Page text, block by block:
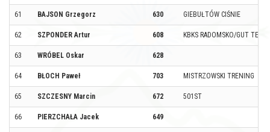
61 BAJSON Grzegorz 630 GIEBUŁTÓW CIŚNIE
62 SZPONDER Artur 608 KBKS RADOMSKO/GUT TEAM
63 WRÓBEL Oskar 628
64 BŁOCH Paweł 703 MISTRZOWSKI TRENING
65 SZCZESNY Marcin 672 501ST
66 PIERZCHAŁA Jacek 649